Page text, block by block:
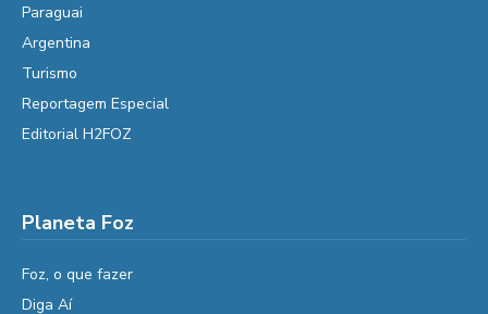
Paraguai
Argentina
Turismo
Reportagem Especial
Editorial H2FOZ
Planeta Foz
Foz, o que fazer
Diga Aí